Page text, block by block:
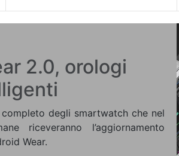
2.0, orologi
degli smartwatch che nel
riceveranno l’aggiornamento
Wear.